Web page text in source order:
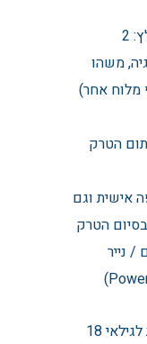
אוכל ליום ההליכה – מומלץ: 2
משהו
מלוח אחר)
הטרק
אישית וגם
הטרק
/ נייר
ההשתתפות בטרק מיועדת לגילאי 18